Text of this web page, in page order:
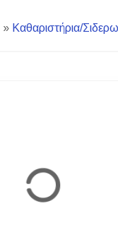
» Καθαριστήρια/